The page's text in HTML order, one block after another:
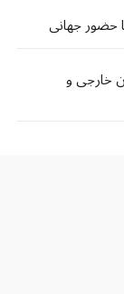
حضور جهانی
خارجی و